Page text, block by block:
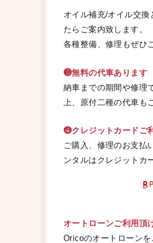
オイル補充/オイル交
たらご案内致します。
各種整備、修理もぜひ
❸無料の代車あります
納車までの期間や修理
上、原付二種の代車も
❹クレジットカードご
ご購入、修理のお支払
ンタルはクレジットカ
オートローンご利用頂
Oricoのオートローンを